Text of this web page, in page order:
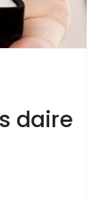
daire